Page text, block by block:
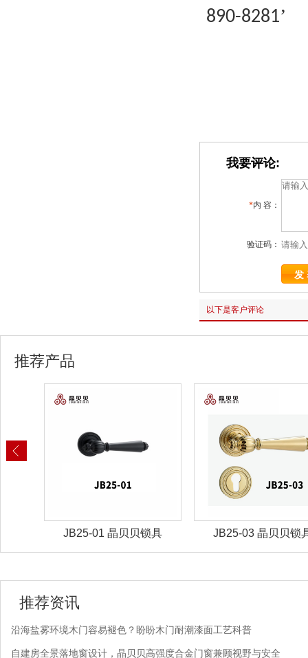
890-8281’
我要评论:
*内 容：
验证码：
以下是客户评论
推荐产品
JB25-01 晶贝贝锁具 JB25-03 晶贝贝锁
推荐资讯
沿海盐雾环境木门容易褪色？盼盼木门耐潮漆面工艺科普
自建房全景落地窗设计，晶贝贝高强度合金门窗兼顾视野与安全